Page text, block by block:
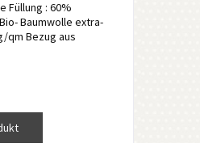
Füllung : 60%
Baumwolle extra-
qm Bezug aus
nicht Trockner